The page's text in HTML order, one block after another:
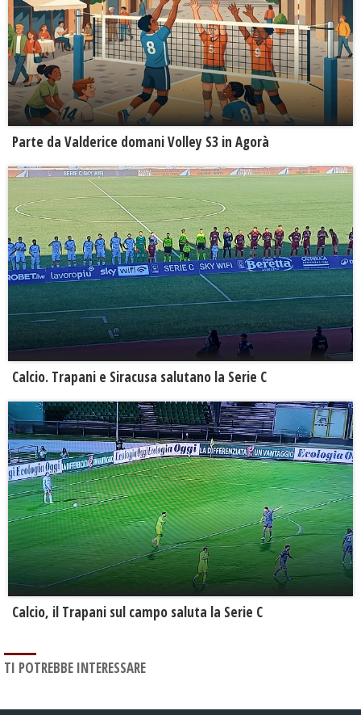
Parte da Valderice domani Volley S3 in Agorà
Calcio. Trapani e Siracusa salutano la Serie C
Calcio, il Trapani sul campo saluta la Serie C
TI POTREBBE INTERESSARE